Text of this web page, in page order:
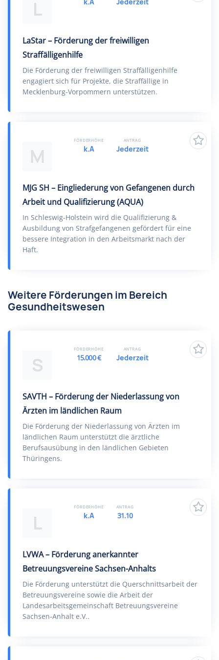
L
LaStar – Förderung der freiwilligen
Straffälligenhilfe
Die Förderung der freiwilligen Straffälligenhilfe
engagiert sich für Projekte, die Straffällige in
Mecklenburg-Vorpommern unterstützen.
M
MJG SH – Eingliederung von Gefangenen durch
Arbeit und Qualifizierung (AQUA)
In Schleswig-Holstein wird die Qualifizierung &
Ausbildung von Strafgefangenen gefördert für eine
bessere Integration in den Arbeitsmarkt nach der
Haft.
FÖRDERHÖHE
k.A
ANTRAG
Jederzeit
Weitere Förderungen im Bereich
Gesundheitswesen
S
SAVTH – Förderung der Niederlassung von
Ärzten im ländlichen Raum
Die Förderung der Niederlassung von Ärzten im
ländlichen Raum unterstützt die ärztliche
Berufsausübung in den ländlichen Gebieten
Thüringens.
FÖRDERHÖHE
15.000 €
ANTRAG
Jederzeit
L
LVWA – Förderung anerkannter
Betreuungsvereine Sachsen-Anhalts
Die Förderung unterstützt die Querschnittsarbeit der
Betreuungsvereine sowie die Arbeit der
Landesarbeitsgemeinschaft Betreuungsvereine
Sachsen-Anhalt e.V..
FÖRDERHÖHE
k.A
ANTRAG
31.10